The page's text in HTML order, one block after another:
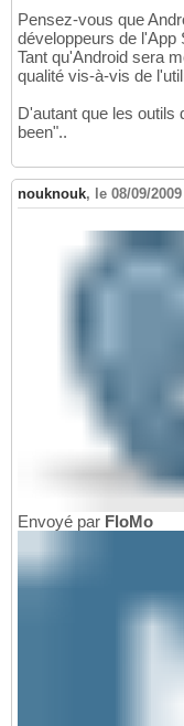
Pensez-vous que
développeurs de l'App
Tant qu'Android sera
qualité vis-à-vis de
D'autant que les outils
been"..
nouknouk, le 08/09/
Envoyé par FloMo